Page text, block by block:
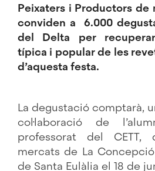
Peixaters i Productors de
conviden a 6.000
del Delta per
típica i popular de les
d’aquesta festa.
La degustació comptarà,
col·laboració de
professorat del CETT,
mercats de La
de Santa Eulàlia el 18 de